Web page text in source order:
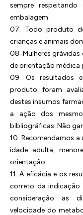
sempre
embalagem.
07. Todo produto
crianças e animais
08. Mulheres
de orientação
09. Os resultados
produto foram
destes insumos
a ação dos
bibliográficas. Não
10. Recomendamos
idade adulta,
orientação.
11. A eficácia e os
correto da indicação
consideração as
velocidade do